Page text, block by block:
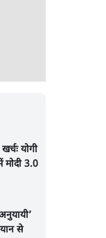
योगी
मोदी 3.0
से